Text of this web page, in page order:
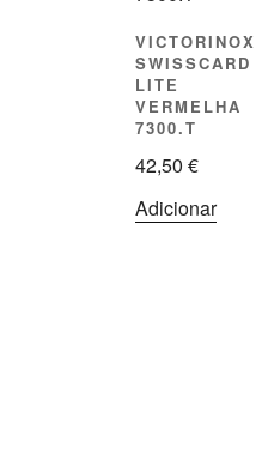
VICTORINOX
SWISSCARD
LITE
VERMELHA
7300.T
42,50 €
Adicionar